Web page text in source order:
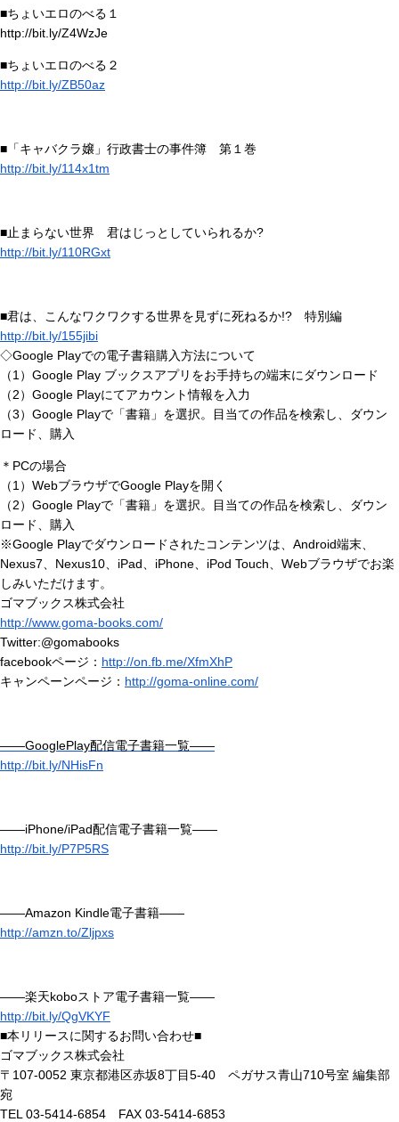
■ちょいエロのべる１
http://bit.ly/Z4WzJe
■ちょいエロのべる２
http://bit.ly/ZB50az
■「キャバクラ嬢」行政書士の事件簿 第１巻
http://bit.ly/114x1tm
■止まらない世界 君はじっとしていられるか?
http://bit.ly/110RGxt
■君は、こんなワクワクする世界を見ずに死ねるか!? 特別編
http://bit.ly/155jibi
◇Google Playでの電子書籍購入方法について
（1）Google Play ブックスアプリをお手持ちの端末にダウンロード
（2）Google Playにてアカウント情報を入力
（3）Google Playで「書籍」を選択。目当ての作品を検索し、ダウン
ロード、購入
＊PCの場合
（1）WebブラウザでGoogle Playを開く
（2）Google Playで「書籍」を選択。目当ての作品を検索し、ダウン
ロード、購入
※Google Playでダウンロードされたコンテンツは、Android端末、
Nexus7、Nexus10、iPad、iPhone、iPod Touch、Webブラウザでお楽
しみいただけます。
ゴマブックス株式会社
http://www.goma-books.com/
Twitter:@gomabooks
facebookページ： http://on.fb.me/XfmXhP
キャンペーンページ： http://goma-online.com/
――GooglePlay配信電子書籍一覧――
http://bit.ly/NHisFn
――iPhone/iPad配信電子書籍一覧――
http://bit.ly/P7P5RS
――Amazon Kindle電子書籍――
http://amzn.to/Zljpxs
――楽天koboストア電子書籍一覧――
http://bit.ly/QgVKYF
■本リリースに関するお問い合わせ■
ゴマブックス株式会社
〒107-0052 東京都港区赤坂8丁目5-40 ペガサス青山710号室 編集部
宛
TEL 03-5414-6854 FAX 03-5414-6853